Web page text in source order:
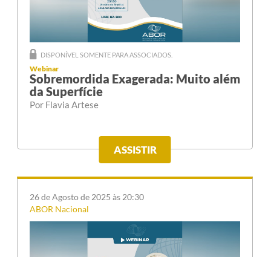
DISPONÍVEL SOMENTE PARA ASSOCIADOS.
Webinar
Sobremordida Exagerada: Muito além
da Superfície
Por Flavia Artese
ASSISTIR
26 de Agosto de 2025 às 20:30
ABOR Nacional